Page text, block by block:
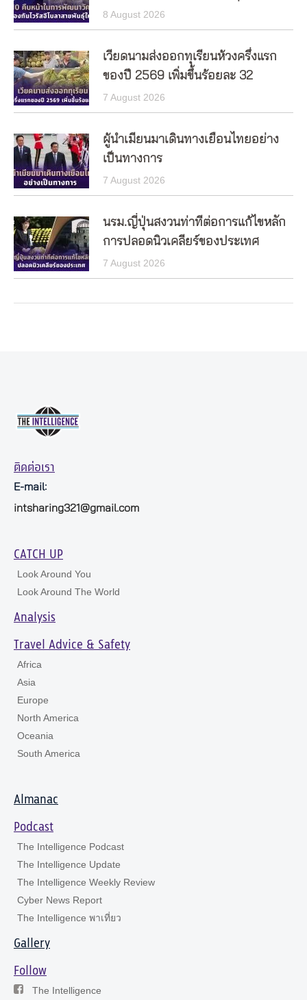
8 August 2026
เวียดนามส่งออกทุเรียนห้วงครึ่งแรก
ของปี 2569 เพิ่มขึ้นร้อยละ 32
7 August 2026
ผู้นำเมียนมาเดินทางเยือนไทยอย่าง
เป็นทางการ
7 August 2026
นรม.ญี่ปุ่นสงวนท่าทีต่อการแก้ไขหลัก
การปลอดนิวเคลียร์ของประเทศ
7 August 2026
ติดต่อเรา
E-mail:
intsharing321@gmail.com
CATCH UP
Look Around You
Look Around The World
Analysis
Travel Advice & Safety
Africa
Asia
Europe
North America
Oceania
South America
Almanac
Podcast
The Intelligence Podcast
The Intelligence Update
The Intelligence Weekly Review
Cyber News Report
The Intelligence พาเที่ยว
Gallery
Follow
The Intelligence